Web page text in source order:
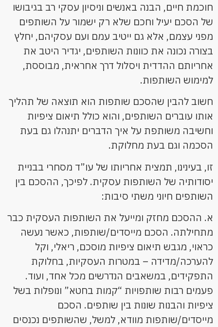
חוכמת חיים, הבנה באנשים וניסיון עסקי רב בגיבושו
של הסכם יעיל וחכם שלא רק ישמור על השותפים
מפני עצמם, אלא גם ייטיב עמם ועם עסקיהם, יחלץ
בצורה נכונה את כוונות השותפים, יגדיר היטב את
אחריותם ההדדית ויסלול דרך אחראית, מבוססת,
למימוש השותפות.
חשוב להבין שהסכם שותפות הוא תוצאה של תהליך
אותו עוברים השותפים, והוא כולל תיאום ציפיות
וחשיבה משותפת על איך הדברים יתנהלו גם בעת
הסכמה וגם בעת מחלוקת.
זו, בעינינו, תמצית אחריותו של עו”ד מסחרי בבניית
יסודותיה של השותפות עסקית. לפיכך, ההסכם בין
השותפים חיוני משתי סיבות:
א. ההסכם מחזק ומייעל את השותפות העסקית כבר
מתחילתה. הסכם מייסדים/שותפות, כאשר נעשה
כראוי, מגבש תיאום ציפיות מוסכם, ריאלי, וקל
להערכה/מדידה – במטרות העסקיות, בחלוקת
התפקידים, במשאבים הנדרשים מכל אחד, ועוד.
פעמים רבות שותפויות “קמות בחטא” ונופלות בשל
ציפיות והבנות שונות בין שותפים. הסכם
מייסדים/שותפות מוודא, למשל, שהשותפים נכנסים